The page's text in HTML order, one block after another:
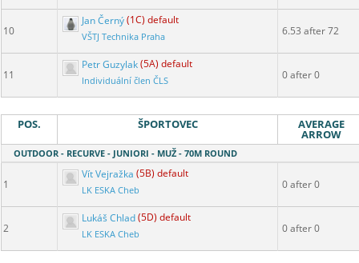
10
Jan Černý(1C) default
VŠTJ Technika Praha 6.53 after 72
11
Petr Guzylak(5A) default
Individuální člen ČLS 0 after 0
POS. ŠPORTOVEC AVERAGE
ARROW
OUTDOOR - RECURVE - JUNIORI - MUŽ - 70M ROUND
1
Vít Vejražka (5B) default
LK ESKA Cheb 0 after 0
2
Lukáš Chlad(5D) default
LK ESKA Cheb 0 after 0